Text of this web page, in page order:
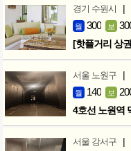
경기 수원시 |
월 300 보
[핫플거리 상
서울 노원구 |
월 140 보
4호선 노원역
서울 강서구 |